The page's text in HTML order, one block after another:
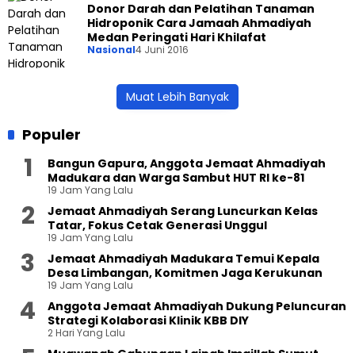
Donor Darah dan Pelatihan Tanaman
Hidroponik Cara Jamaah Ahmadiyah
Medan Peringati Hari Khilafat
Nasional4 Juni 2016
Muat Lebih Banyak
Populer
Bangun Gapura, Anggota Jemaat Ahmadiyah
Madukara dan Warga Sambut HUT RI ke-81
19 Jam Yang Lalu
Jemaat Ahmadiyah Serang Luncurkan Kelas
Tatar, Fokus Cetak Generasi Unggul
19 Jam Yang Lalu
Jemaat Ahmadiyah Madukara Temui Kepala
Desa Limbangan, Komitmen Jaga Kerukunan
19 Jam Yang Lalu
Anggota Jemaat Ahmadiyah Dukung Peluncuran
Strategi Kolaborasi Klinik KBB DIY
2 Hari Yang Lalu